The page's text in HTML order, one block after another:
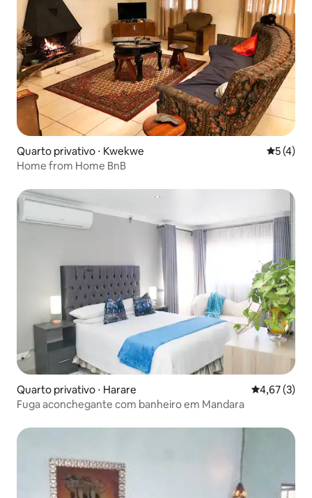
Quarto privativo ⋅ Kwekwe 5 de
5 (4)
Home from Home BnB
Quarto privativo ⋅ Harare 4,67 de
4,67 (3)
Fuga aconchegante com banheiro em Mandara